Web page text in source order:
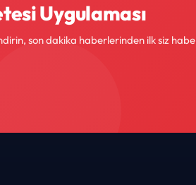
Uygulaması
son dakika haberlerinden ilk siz